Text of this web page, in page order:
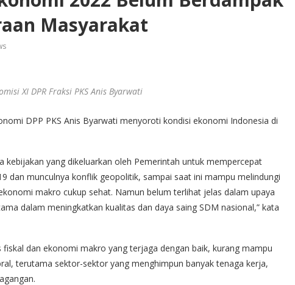
Masyarakat
XI DPR Fraksi PKS Anis Byarwati
DPP PKS Anis Byarwati menyoroti kondisi ekonomi Indonesia di
kebijakan yang dikeluarkan oleh Pemerintah untuk mempercepat
dan munculnya konflik geopolitik, sampai saat ini mampu melindungi
makro cukup sehat. Namun belum terlihat jelas dalam upaya
dalam meningkatkan kualitas dan daya saing SDM nasional,” kata
dan ekonomi makro yang terjaga dengan baik, kurang mampu
terutama sektor-sektor yang menghimpun banyak tenaga kerja,